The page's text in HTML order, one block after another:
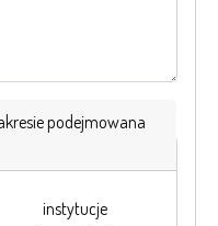
podejmowana
instytucje